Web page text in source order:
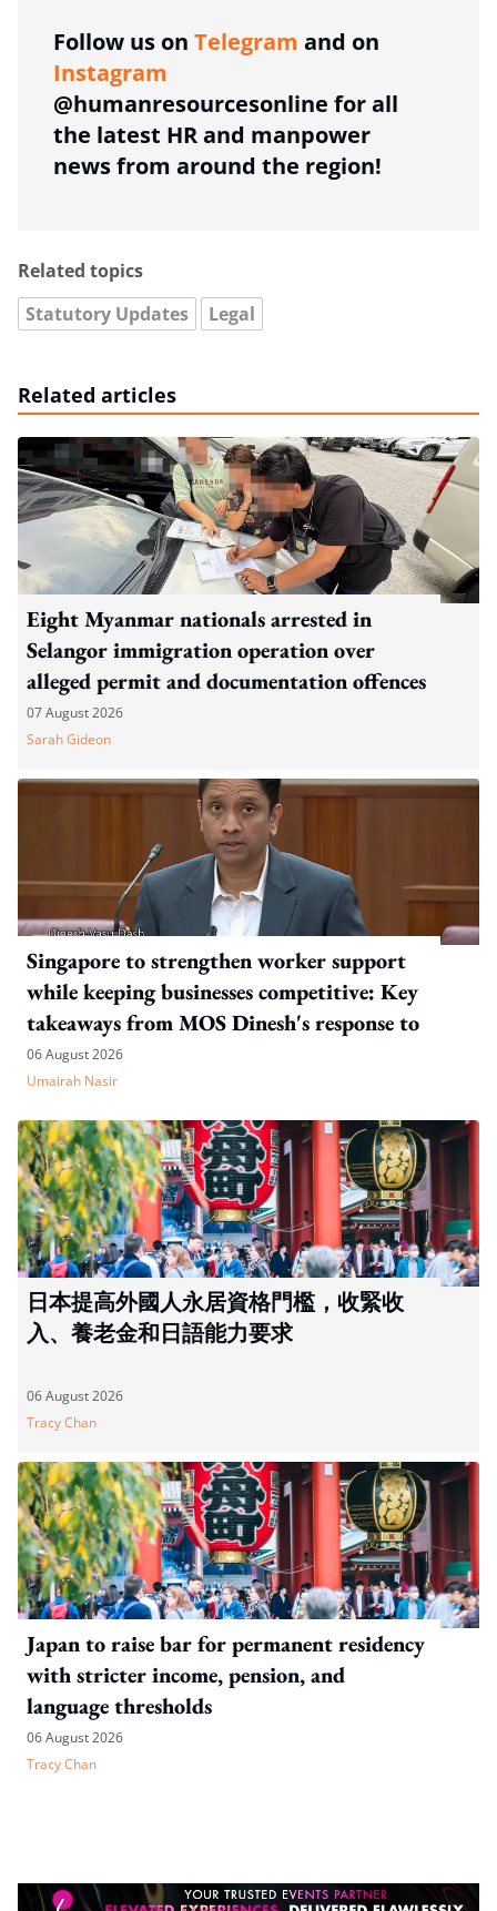
Follow us on Telegram and on
Instagram
@humanresourcesonline for all
the latest HR and manpower
news from around the region!
Related topics
Statutory Updates
Legal
Related articles
Eight Myanmar nationals arrested in
Selangor immigration operation over
alleged permit and documentation offences
07 August 2026
Sarah Gideon
Singapore to strengthen worker support
while keeping businesses competitive: Key
takeaways from MOS Dinesh's response to
WP's motion
06 August 2026
Umairah Nasir
日本提高外國人永居資格門檻，收緊收
入、養老金和日語能力要求
06 August 2026
Tracy Chan
Japan to raise bar for permanent residency
with stricter income, pension, and
language thresholds
06 August 2026
Tracy Chan